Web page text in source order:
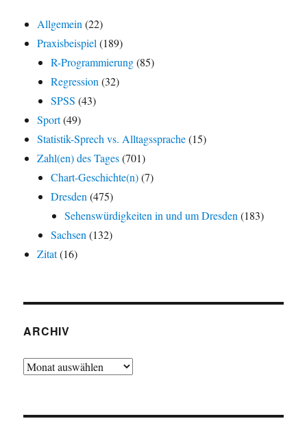
Allgemein (22)
Praxisbeispiel (189)
R-Programmierung(85)
Regression (32)
SPSS (43)
Sport(49)
Statistik-Sprech vs. Alltagssprache(15)
Zahl(en) des Tages(701)
Chart-Geschichte(n)(7)
Dresden (475)
Sehenswürdigkeiten in und um Dresden (183)
Sachsen (132)
Zitat(16)
ARCHIV
Archiv